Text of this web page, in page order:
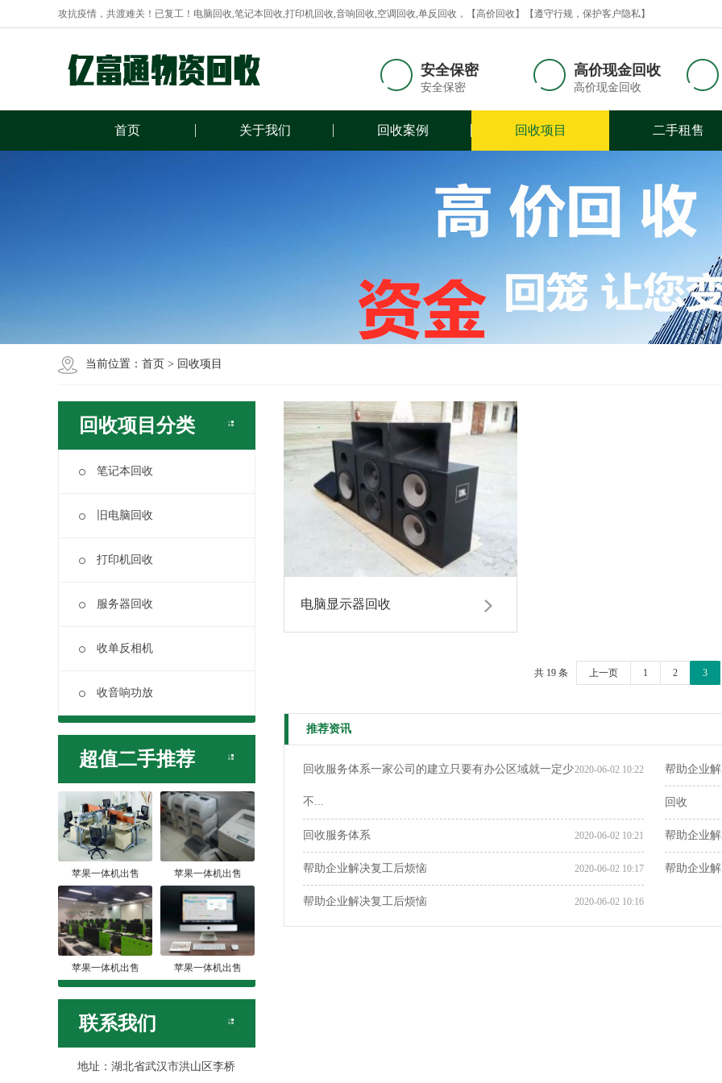
攻抗疫情，共渡难关！已复工！电脑回收,笔记本回收,打印机回收,音响回收,空调回收,单反回收，【高价回收】【遵守行规，保护客户隐私】
安全保密
安全保密
高价现金回收
高价现金回收
首页 关于我们 回收案例 回收项目 二手租售
当前位置： 首页 > 回收项目
回收项目分类
笔记本回收
旧电脑回收
打印机回收
服务器回收
收单反相机
收音响功放
超值二手推荐
苹果一体机出售 苹果一体机出售
苹果一体机出售 苹果一体机出售
联系我们
地址：湖北省武汉市洪山区李桥
电脑显示器回收
共 19 条 上一页 1 2 3
推荐资讯
2020-06-02 10:22
回收服务体系一家公司的建立只要有办公区域就一定少
不...
帮助企业
回收
2020-06-02 10:21
回收服务体系 帮助企业
2020-06-02 10:17
帮助企业解决复工后烦恼 帮助企业
2020-06-02 10:16
帮助企业解决复工后烦恼